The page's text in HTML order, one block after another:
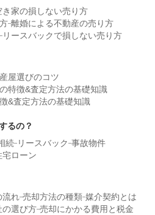
き家の損しない売り方
離婚による不動産の売り方
リースバックで損しない売り方
屋選びのコツ
特徴&査定方法の基礎知識
&査定方法の基礎知識
るの？
続 リースバック 事故物件
宅ローン
流れ 売却方法の種類 媒介契約とは
の選び方 売却にかかる費用と税金